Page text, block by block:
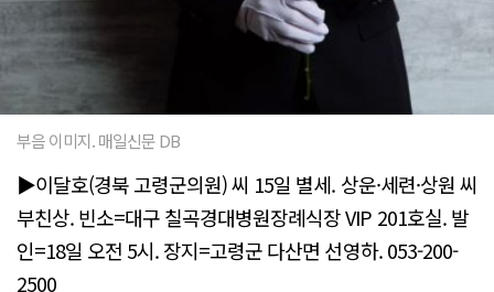
부음 이미지. 매일신문 DB
▶이달호(경북 고령군의원) 씨 15일 별세. 상운·세련·상원 씨
부친상. 빈소=대구 칠곡경대병원장례식장 VIP 201호실. 발
인=18일 오전 5시. 장지=고령군 다산면 선영하. 053-200-
2500